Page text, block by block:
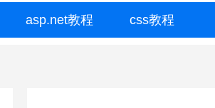
asp.net教程 css教程